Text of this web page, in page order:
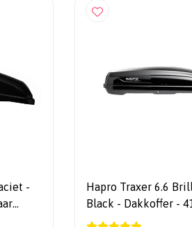
-
Hapro Traxer 6.6
Black - Dakkoffer -
Jaar garantie